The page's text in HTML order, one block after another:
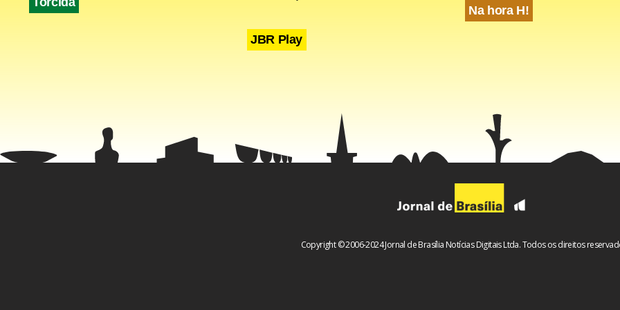
JBR Play
Na hora H!
Copyright © 2006-2024 Jornal de Brasília Notícias Digitais Ltda. Todos os direitos